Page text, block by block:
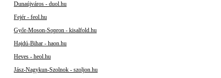
Dunaújváros - duol.hu
Fejér - feol.hu
Győr-Moson-Sopron - kisalfold.hu
Hajdú-Bihar - haon.hu
Heves - heol.hu
Jász-Nagykun-Szolnok - szoljon.hu